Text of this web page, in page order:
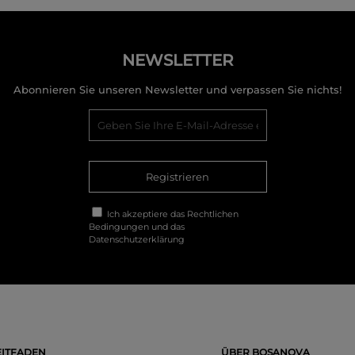
NEWSLETTER
Abonnieren Sie unseren Newsletter und verpassen Sie nichts!
Registrieren
Ich akzeptiere das Rechtlichen
Bedingungen und das
Datenschutzerklärung
ÜBER BOSANOVA